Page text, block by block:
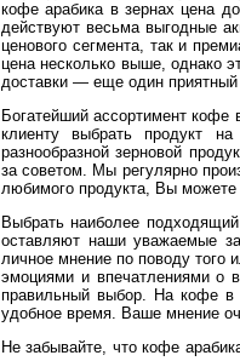
кофе арабика в зернах цена
действуют весьма выгодные
ценового сегмента, так и
цена несколько выше, однако
доставки — еще один
Богатейший ассортимент
клиенту выбрать продукт
разнообразной зерновой
за советом. Мы регулярно
любимого продукта, Вы
Выбрать наиболее
оставляют наши уважаемые
личное мнение по поводу того
эмоциями и впечатлениями о
правильный выбор. На кофе в
удобное время. Ваше мнение
Не забывайте, что кофе